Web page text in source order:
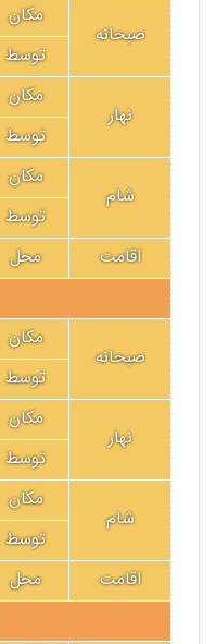
صبحانه
مکان
توسط
نهار
مکان
توسط
شام
مکان
توسط
اقامت
محل
صبحانه
مکان
توسط
نهار
مکان
توسط
شام
مکان
توسط
اقامت
محل